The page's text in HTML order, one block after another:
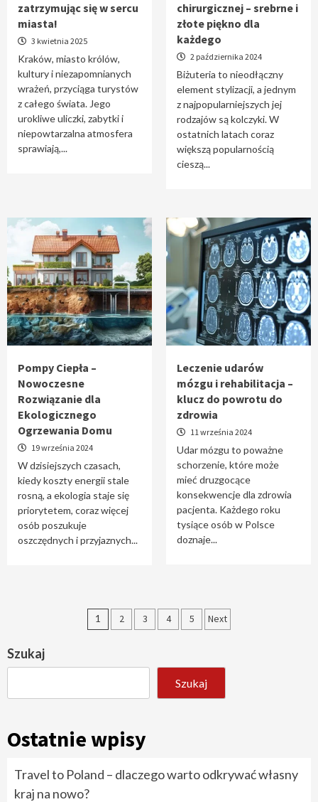
zatrzymując się w sercu
miasta!
3 kwietnia 2025
Kraków, miasto królów,
kultury i niezapomnianych
wrażeń, przyciąga turystów
z całego świata. Jego
urokliwe uliczki, zabytki i
niepowtarzalna atmosfera
sprawiają,...
chirurgicznej – srebrne i
złote piękno dla
każdego
2 października 2024
Biżuteria to nieodłączny
element stylizacji, a jednym
z najpopularniejszych jej
rodzajów są kolczyki. W
ostatnich latach coraz
większą popularnością
cieszą...
Pompy Ciepła –
Nowoczesne
Rozwiązanie dla
Ekologicznego
Ogrzewania Domu
19 września 2024
W dzisiejszych czasach,
kiedy koszty energii stale
rosną, a ekologia staje się
priorytetem, coraz więcej
osób poszukuje
oszczędnych i przyjaznych...
Leczenie udarów
mózgu i rehabilitacja –
klucz do powrotu do
zdrowia
11 września 2024
Udar mózgu to poważne
schorzenie, które może
mieć druzgocące
konsekwencje dla zdrowia
pacjenta. Każdego roku
tysiące osób w Polsce
doznaje...
Stronicowanie
1 2 3 4 5 Next
Szukaj
Szukaj
Ostatnie wpisy
Travel to Poland – dlaczego warto odkrywać własny
kraj na nowo?